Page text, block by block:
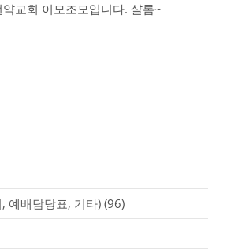
교회 이모조모입니다. 샬롬~
예배담당표, 기타) (96)